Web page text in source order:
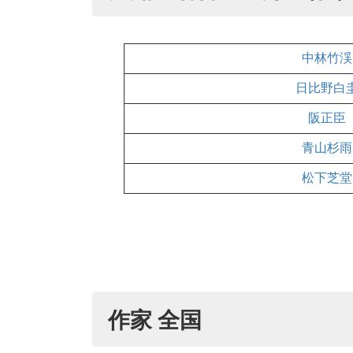
中林竹渓
日比野白
阪正臣
青山杉雨
松下芝堂
作家 全国